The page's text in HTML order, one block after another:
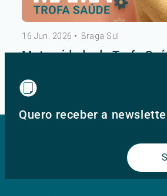
16 Jun. 2026 • Braga Sul
Maternidade do Trofa
Quero receber a